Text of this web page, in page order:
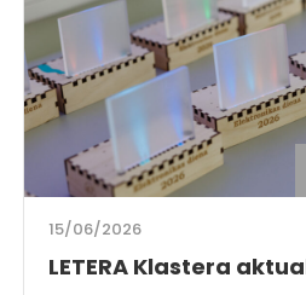
15/06/2026
LETERA Klastera